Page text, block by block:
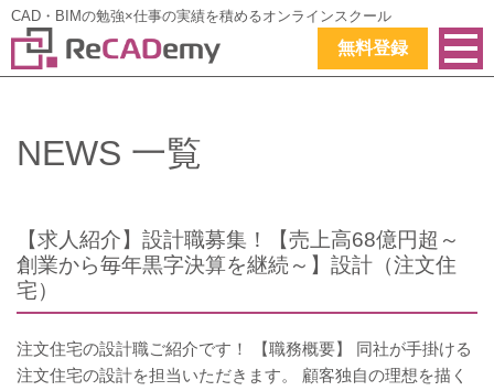
CAD・BIMの勉強×仕事の実績を積めるオンラインスクール
無料登録
NEWS 一覧
【求人紹介】設計職募集！【売上高68億円超～
創業から毎年黒字決算を継続～】設計（注文住
宅）
注文住宅の設計職ご紹介です！ 【職務概要】 同社が手掛ける
注文住宅の設計を担当いただきます。 顧客独自の理想を描く